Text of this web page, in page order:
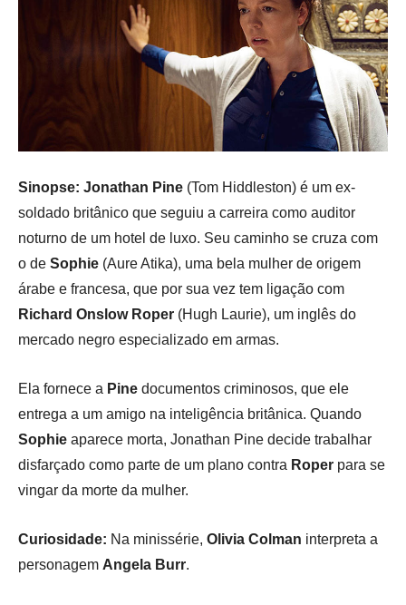
Sinopse: Jonathan Pine (Tom Hiddleston) é um ex-
soldado britânico que seguiu a carreira como auditor
noturno de um hotel de luxo. Seu caminho se cruza com
o de Sophie (Aure Atika), uma bela mulher de origem
árabe e francesa, que por sua vez tem ligação com
Richard Onslow Roper (Hugh Laurie), um inglês do
mercado negro especializado em armas.
Ela fornece a Pine documentos criminosos, que ele
entrega a um amigo na inteligência britânica. Quando
Sophie aparece morta, Jonathan Pine decide trabalhar
disfarçado como parte de um plano contra Roper para se
vingar da morte da mulher.
Curiosidade: Na minissérie, Olivia Colman interpreta a
personagem Angela Burr.